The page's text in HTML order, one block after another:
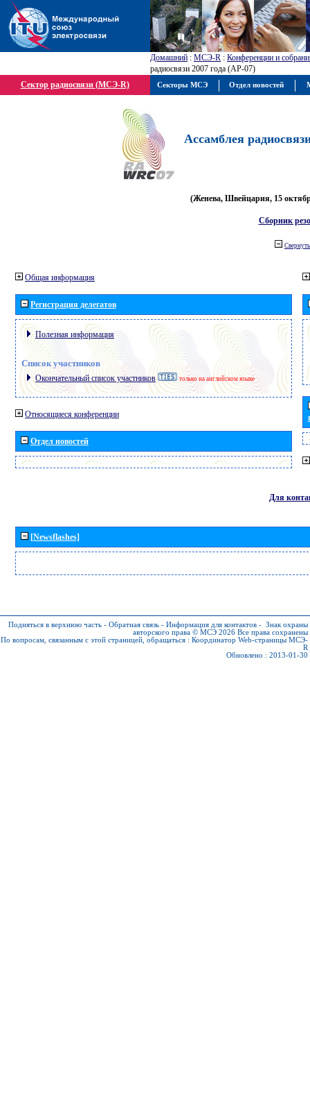
Домашний : МСЭ-R : Конференции и
радиосвязи 2007 года (АР-07)
Сектор радиосвязи (МСЭ-R)
Ассамблея
(Женева, Швейцария, 15
Сборник
Свернуть
Общая информация
Регистрация делегатов
Полезная информация
Список участников
Окончательный список участников только на английском языке
Относящиеся конференции
Отдел новостей
Для
[Newsflashes]
Подняться в верхнюю часть - Обратная связь - Информация для контактов - Знак охраны
авторского права © МСЭ 2026 Все права сохранены
По вопросам, связанным с этой страницей, обращаться : Координатор Web-страницы МСЭ-
R
Обновлено : 2013-01-30
Секторы МСЭ Отдел новостей